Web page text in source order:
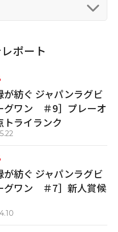
ポート
が紡ぐ ジャパンラグビ
グワン ＃9］プレーオ
トライランク
が紡ぐ ジャパンラグビ
グワン ＃7］新人賞候